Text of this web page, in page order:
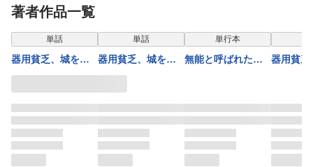
英雄戦記～ 10巻
僕は、ヤリモク女
たちに身体を狙わ
れまくる 1巻
復讐物語 8巻
版】 10
著者作品一覧
単話
器用貧乏、城を建
てる ～開拓学園の
級職のスキルと魔
法がすべて使えま
す～@COMIC【分
単話
器用貧乏、城を建
てる ～開拓学園の
級職のスキルと魔
法がすべて使えま
す～@COMIC【分
単行本
無能と呼ばれた
界では伝説的ヒー
ローでした～＠
COMIC 7巻
器用貧乏
級職のス
法がすべ
す～＠